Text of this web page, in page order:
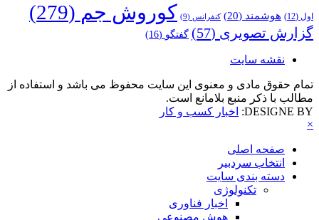
اول (12) هوشمند (20) کنفرانس (9) کوروش جم (279)
گزارش تصویری (57) گفتگو (16)
نقشه سایت
تمام حقوق مادی و معنوی این سایت محفوظ می باشد و استفاده از
مطالب با ذکر منبع بلامانع است.
DESIGNE BY:
اخبار کسب و کار
×
صفحه اصلی
انتخاب سردبیر
دسته بندی سایت
تکنولوژی
اخبار فناوری
هوش مصنوعی